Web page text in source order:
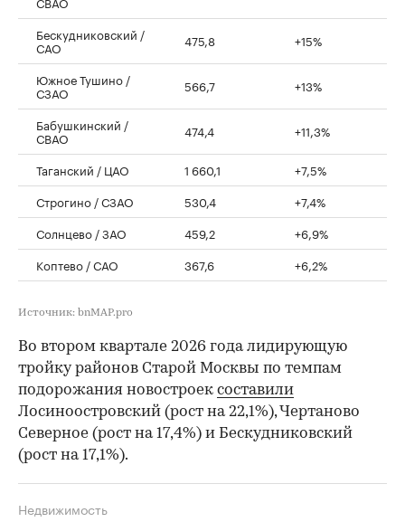
Бескудниковский /
САО 475,8 +15%
Южное Тушино /
СЗАО 566,7 +13%
Бабушкинский /
СВАО 474,4 +11,3%
Таганский / ЦАО 1 660,1
+7,5%
Строгино / СЗАО
530,4
+7,4%
Солнцево / ЗАО
459,2
+6,9%
Коптево / САО
367,6 +6,2%
Источник: bnMAP.pro
Во втором квартале 2026 года лидирующую
тройку районов Старой Москвы по темпам
подорожания новостроек составили
Лосиноостровский (рост на 22,1%), Чертаново
Северное (рост на 17,4%) и Бескудниковский
(рост на 17,1%).
Недвижимость